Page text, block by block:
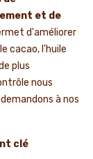
et de
d'améliorer
cacao, l'huile
plus
nous
à nos
clé